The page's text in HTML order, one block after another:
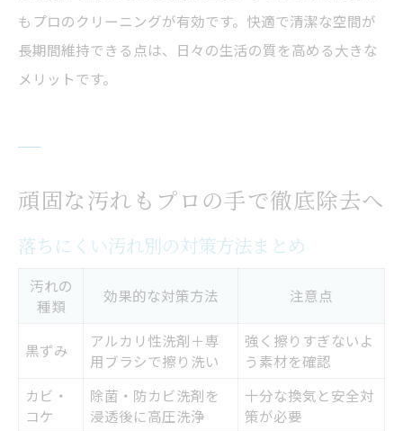
もプロのクリーニングが有効です。快適で清潔な空間が
長期間維持できる点は、日々の生活の質を高める大きな
メリットです。
頑固な汚れもプロの手で徹底除去へ
落ちにくい汚れ別の対策方法まとめ
汚れの
種類
効果的な対策方法 注意点
黒ずみ
アルカリ性洗剤＋専
用ブラシで擦り洗い
強く擦りすぎないよ
う素材を確認
カビ・
コケ
除菌・防カビ洗剤を
浸透後に高圧洗浄
十分な換気と安全対
策が必要